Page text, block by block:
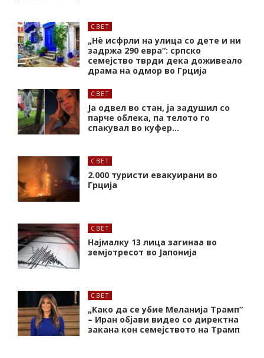
СВЕТ
„Нѐ исфрли на улица со дете и ни
задржа 290 евра“: српско
семејство тврди дека доживеало
драма на одмор во Грција
СВЕТ
Ја одвел во стан, ја задушил со
парче облека, па телото го
спакувал во куфер…
СВЕТ
2.000 туристи евакуирани во
Грција
СВЕТ
Најмалку 13 лица загинаа во
земјотресот во Јапонија
СВЕТ
„Како да се убие Меланија Трамп“
– Иран објави видео со директна
закана кон семејството на Трамп